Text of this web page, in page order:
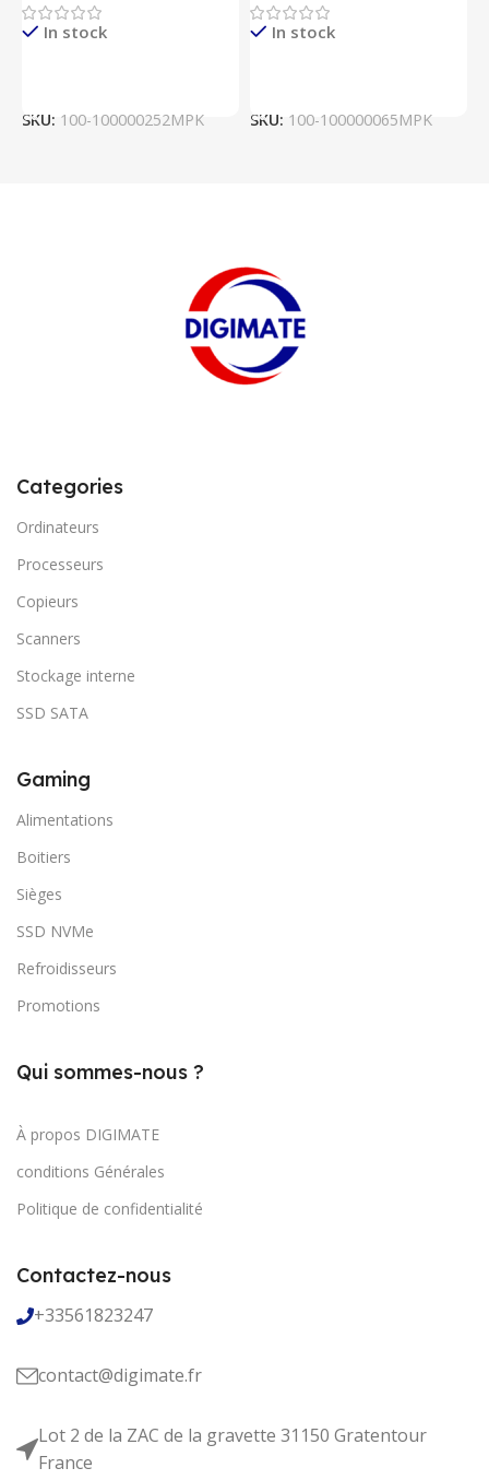
In stock
SKU: 100-100000252MPK
In stock
SKU: 100-100000065MPK
Categories
Ordinateurs
Processeurs
Copieurs
Scanners
Stockage interne
SSD SATA
Gaming
Alimentations
Boitiers
Sièges
SSD NVMe
Refroidisseurs
Promotions
Qui sommes-nous ?
À propos DIGIMATE
conditions Générales
Politique de confidentialité
Contactez-nous
+33561823247
contact@digimate.fr
Lot 2 de la ZAC de la gravette 31150 Gratentour
France